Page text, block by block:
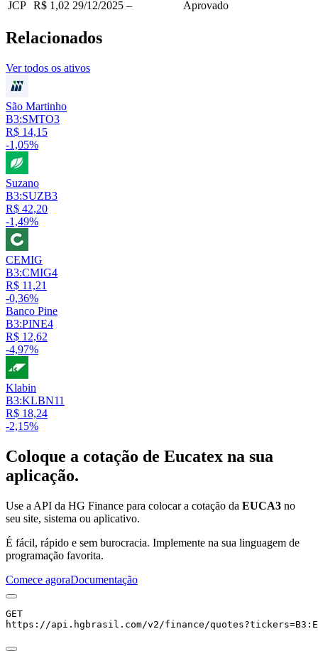
JCP R$ 1,02 29/12/2025 – Aprovado
Relacionados
Ver todos os ativos
São Martinho
B3:SMTO3
R$ 14,15
-1,05%
Suzano
B3:SUZB3
R$ 42,20
-1,49%
CEMIG
B3:CMIG4
R$ 11,21
-0,36%
Banco Pine
B3:PINE4
R$ 12,62
-4,97%
Klabin
B3:KLBN11
R$ 18,24
-2,15%
Coloque a cotação de Eucatex na sua
aplicação.
Use a API da HG Finance para colocar a cotação da EUCA3 no
seu site, sistema ou aplicativo.
É fácil, rápido e sem burocracia. Implemente na sua linguagem de
programação favorita.
Comece agoraDocumentação
GET
https://api.hgbrasil.com/v2/finance/quotes?tickers=